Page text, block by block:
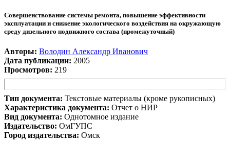
Совершенствование системы ремонта, повышение эффективности
эксплуатации и снижение экологического воздействия на окружающую
среду дизельного подвижного состава (промежуточный)
Авторы: Володин Александр Иванович
Дата публикации: 2005
Просмотров: 219
Тип документа: Текстовые материалы (кроме рукописных)
Характеристика документа: Отчет о НИР
Вид документа: Однотомное издание
Издательство: ОмГУПС
Город издательства: Омск